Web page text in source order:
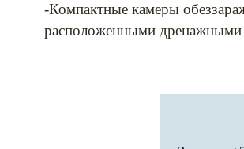
-Компактные камеры
расположенными дренажными